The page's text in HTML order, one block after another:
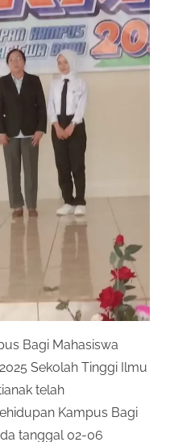
Bagi Mahasiswa
Sekolah Tinggi Ilmu
telah
Kampus Bagi
tanggal 02-06